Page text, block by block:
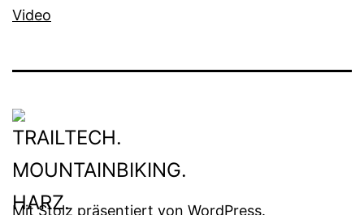
Video
Mit Stolz präsentiert von WordPress.